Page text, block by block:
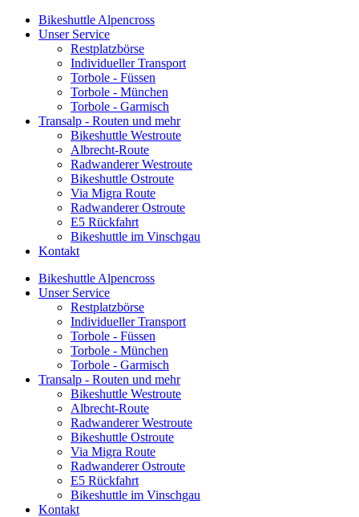
Bikeshuttle Alpencross
Unser Service
Restplatzbörse
Individueller Transport
Torbole - Füssen
Torbole - München
Torbole - Garmisch
Transalp - Routen und mehr
Bikeshuttle Westroute
Albrecht-Route
Radwanderer Westroute
Bikeshuttle Ostroute
Via Migra Route
Radwanderer Ostroute
E5 Rückfahrt
Bikeshuttle im Vinschgau
Kontakt
Bikeshuttle Alpencross
Unser Service
Restplatzbörse
Individueller Transport
Torbole - Füssen
Torbole - München
Torbole - Garmisch
Transalp - Routen und mehr
Bikeshuttle Westroute
Albrecht-Route
Radwanderer Westroute
Bikeshuttle Ostroute
Via Migra Route
Radwanderer Ostroute
E5 Rückfahrt
Bikeshuttle im Vinschgau
Kontakt